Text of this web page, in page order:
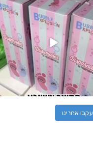
עקבו אחרינו